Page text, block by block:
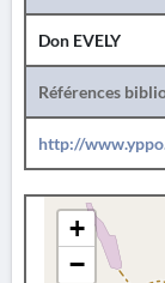
Don EVELY
Références
http://
+
−